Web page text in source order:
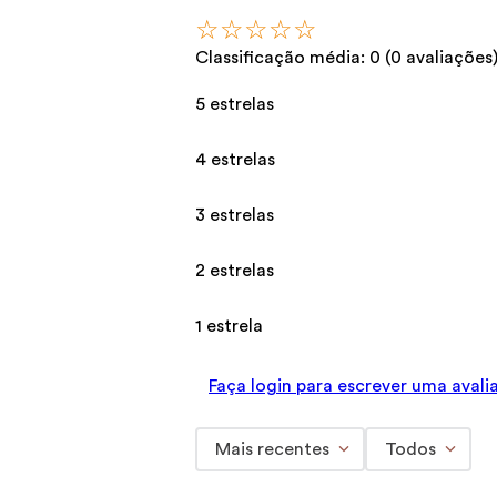
☆☆☆☆☆
Classificação média: 0 (0 avaliações)
5 estrelas
4 estrelas
3 estrelas
2 estrelas
1 estrela
Faça login para escrever uma
Mais recentes Todos